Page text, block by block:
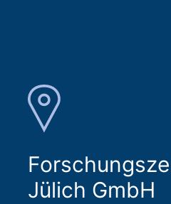
Jülich GmbH